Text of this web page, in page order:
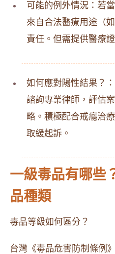
可能的例外情況：若
來自合法醫療用途（
責任。但需提供醫療
如何應對陽性結果？
諮詢專業律師，評估
略。積極配合戒癮治
取緩起訴。
一級毒品有哪些
品種類
毒品等級如何區分？
台灣《毒品危害防制條例